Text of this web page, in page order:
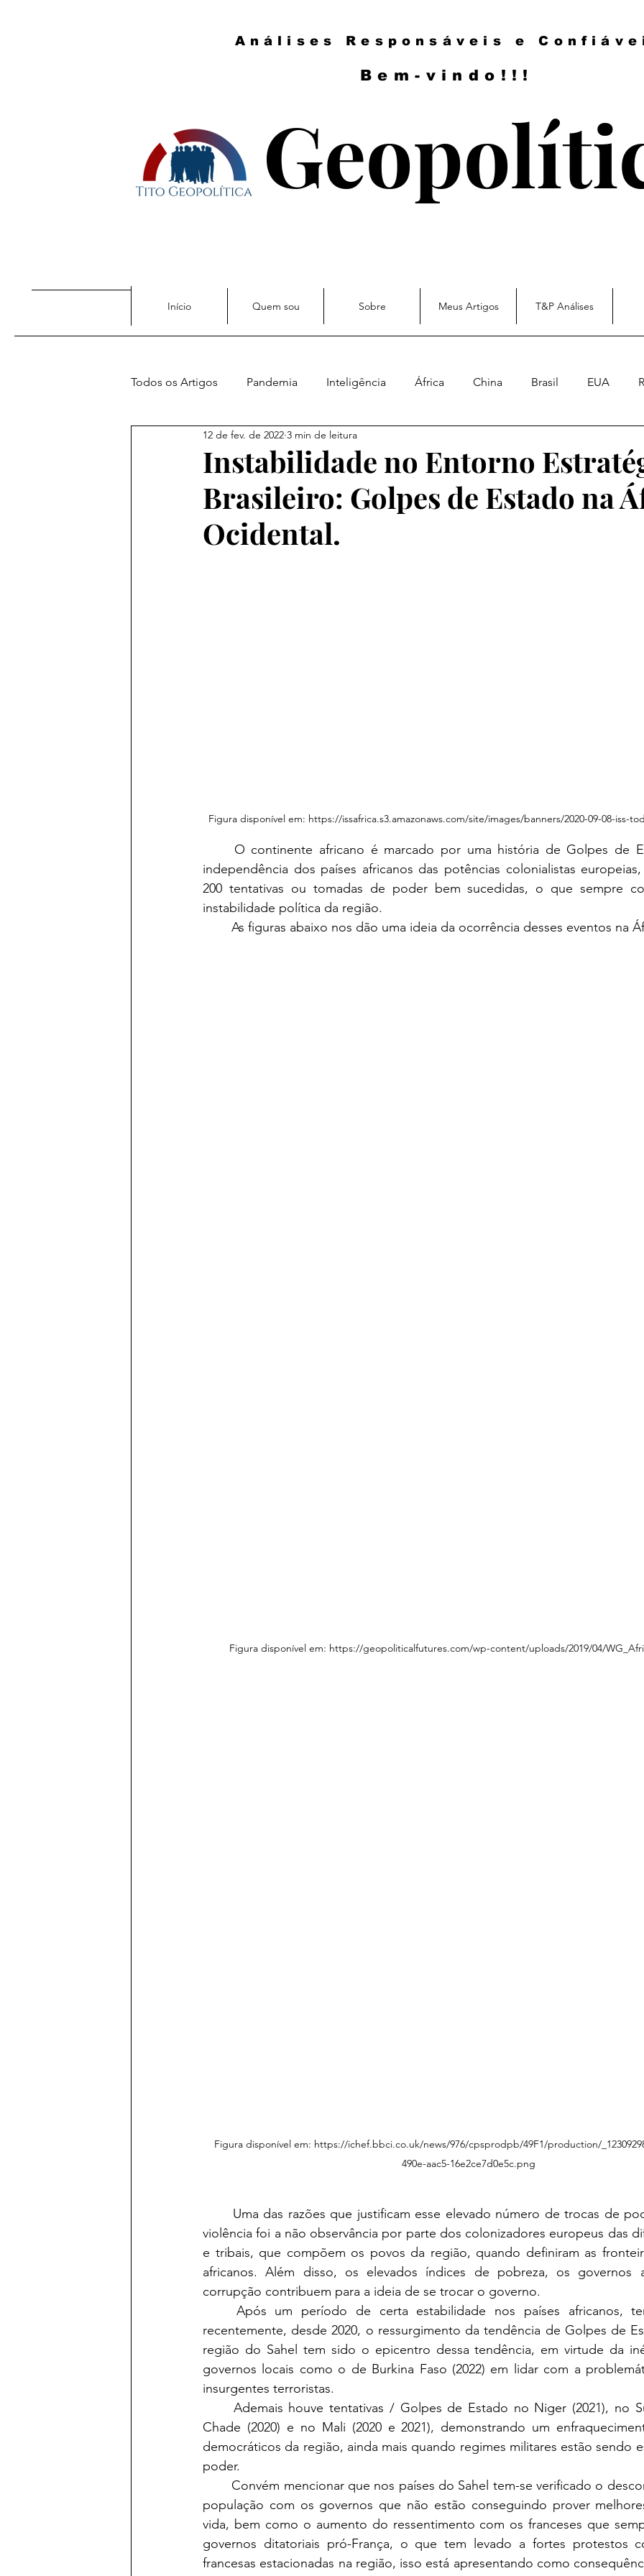
Análises Responsáveis e
Bem-vindo!!!
Início Quem sou Sobre Meus Artigos T&P Análises
Todos os Artigos Pandemia Inteligência África China Brasil EUA
Amer. e Atl. Sul Europa Ásia
Vídeos do Blog Geopolítica Energética Geopolítica Espacial
Instabilidade no Entorno
Brasileiro: Golpes de Estado na
Ocidental.
12 de fev. de 2022 3 min de leitura
Figura disponível em: https://issafrica.s3.amazonaws.com/site/images/banners/2020-09-08-iss-
independência dos países africanos das potências colonialistas
200 tentativas ou tomadas de poder bem sucedidas, o que sempre
instabilidade política da região.
As figuras abaixo nos dão uma ideia da ocorrência desses eventos na
Figura disponível em: https://geopoliticalfutures.com/wp-content/uploads/2019/04/
Figura disponível em: https://ichef.bbci.co.uk/news/976/cpsprodpb/49F1/production/
490e-aac5-16e2ce7d0e5c.png
violência foi a não observância por parte dos colonizadores europeus das
e tribais, que compõem os povos da região, quando definiram as
africanos. Além disso, os elevados índices de pobreza, os governos
corrupção contribuem para a ideia de se trocar o governo.
recentemente, desde 2020, o ressurgimento da tendência de Golpes de
região do Sahel tem sido o epicentro dessa tendência, em virtude da
governos locais como o de Burkina Faso (2022) em lidar com a
insurgentes terroristas.
Chade (2020) e no Mali (2020 e 2021), demonstrando um
democráticos da região, ainda mais quando regimes militares estão sendo
poder.
população com os governos que não estão conseguindo prover
vida, bem como o aumento do ressentimento com os franceses que
governos ditatoriais pró-França, o que tem levado a fortes protestos
francesas estacionadas na região, isso está apresentando como